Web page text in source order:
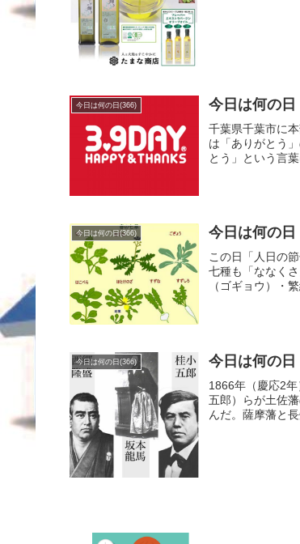
今日は何の日(366) 今日は何の
千葉県千葉市に
は「ありがとう
とう」という言
今日は何の日(366) 今日は何の
この日「人日の
七種も「ななく
（ゴギョウ）・
今日は何の日(366) 今日は何の
1866年（慶応2
五郎）らが土佐
んだ。薩摩藩と